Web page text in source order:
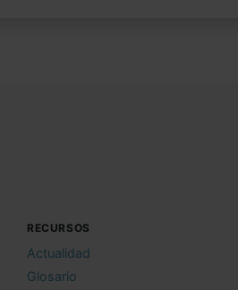
RECURSOS
Actualidad
Glosario